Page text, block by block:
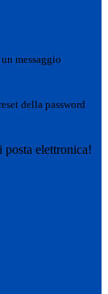
messaggio
della password
elettronica!